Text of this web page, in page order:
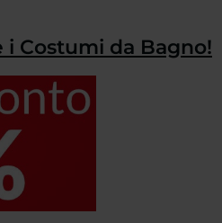
Costumi da Bagno!